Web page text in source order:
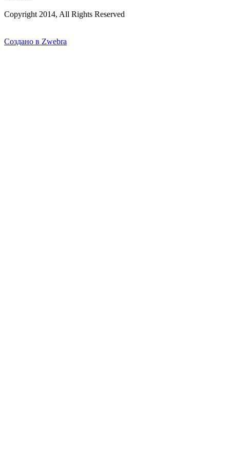
Copyright 2014, All Rights Reserved
Создано в Zwebra